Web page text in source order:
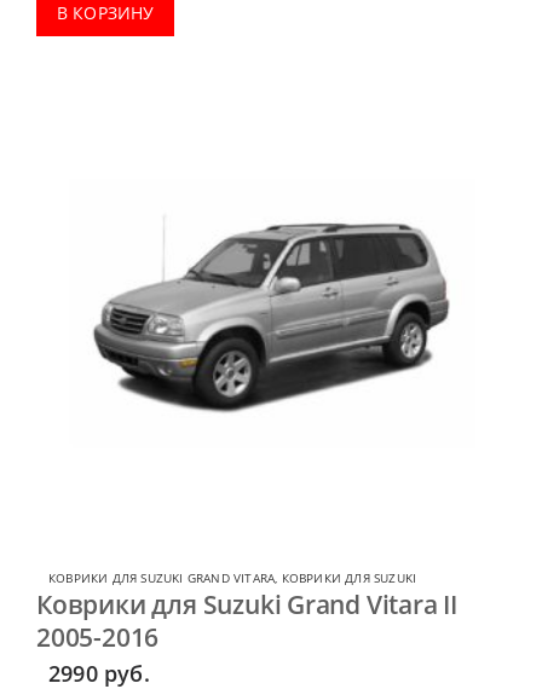
В КОРЗИНУ
КОВРИКИ ДЛЯ SUZUKI GRAND VITARA КОВРИКИ ДЛЯ SUZUKI
Коврики для Suzuki Grand Vitara II
2005-2016
2990 руб.